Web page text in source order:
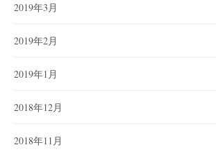
2019年3月
2019年2月
2019年1月
2018年12月
2018年11月